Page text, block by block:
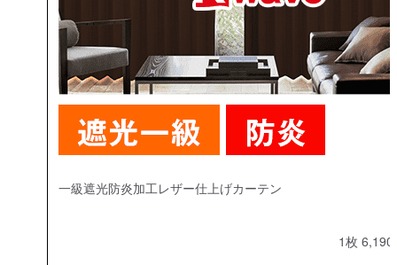
一級遮光防炎加工レザー仕上げカーテン
1枚